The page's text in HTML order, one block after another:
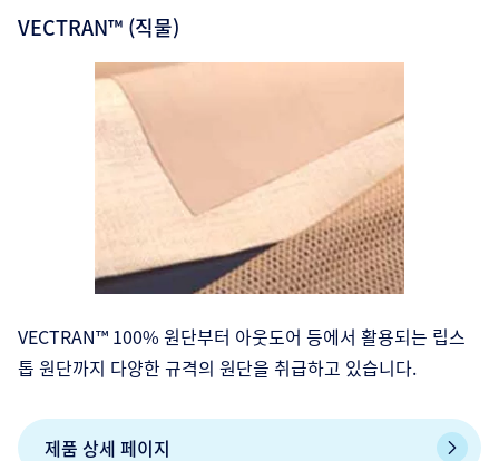
VECTRAN™ (직물)
VECTRAN™ 100% 원단부터 아웃도어 등에서 활용되는 립스
톱 원단까지 다양한 규격의 원단을 취급하고 있습니다.
제품 상세 페이지